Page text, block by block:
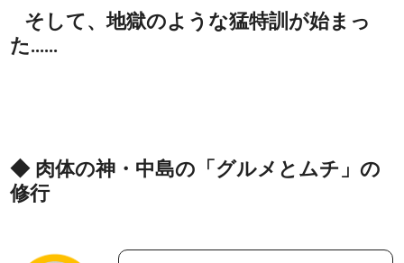
そして、地獄のような猛特訓が始まっ
た……
◆ 肉体の神・中島の「グルメとムチ」の
修行